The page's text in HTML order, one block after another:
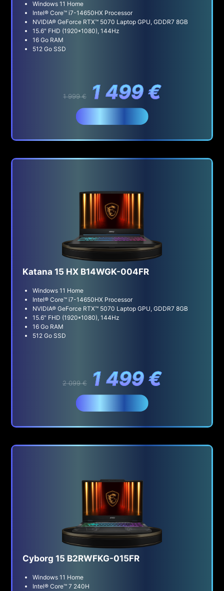
Windows 11 Home
Intel® Core™ i7-14650HX Processor
NVIDIA® GeForce RTX™ 5070 Laptop GPU, GDDR7 8GB
15.6" FHD (1920*1080), 144Hz
16 Go RAM
512 Go SSD
1 999 € 1 499 €
Katana 15 HX B14WGK-004FR
Windows 11 Home
Intel® Core™ i7-14650HX Processor
NVIDIA® GeForce RTX™ 5070 Laptop GPU, GDDR7 8GB
15.6" FHD (1920*1080), 144Hz
16 Go RAM
512 Go SSD
2 099 € 1 499 €
Cyborg 15 B2RWFKG-015FR
Windows 11 Home
Intel® Core™ 7 240H